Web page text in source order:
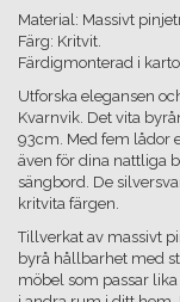
Material: Massivt
Färg: Kritvit.
Färdigmonterad i
Utforska elegansen
Kvarnvik. Det vita
93cm. Med fem lådor
även för dina nattliga
sängbord. De
kritvita färgen.
Tillverkat av massivt
byrå hållbarhet med
möbel som passar